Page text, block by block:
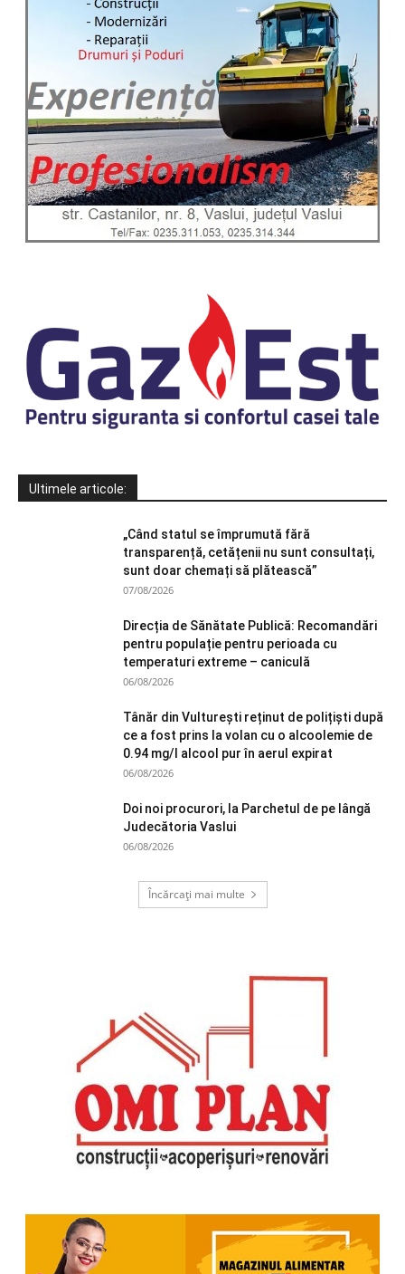
Ultimele articole:
„Când statul se împrumută fără
transparență, cetățenii nu sunt consultați,
sunt doar chemați să plătească”
07/08/2026
Direcția de Sănătate Publică: Recomandări
pentru populație pentru perioada cu
temperaturi extreme – caniculă
06/08/2026
Tânăr din Vulturești reținut de polițiști după
ce a fost prins la volan cu o alcoolemie de
0.94 mg/l alcool pur în aerul expirat
06/08/2026
Doi noi procurori, la Parchetul de pe lângă
Judecătoria Vaslui
06/08/2026
Încărcați mai multe